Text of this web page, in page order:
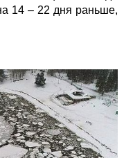
14 – 22 дня раньше,